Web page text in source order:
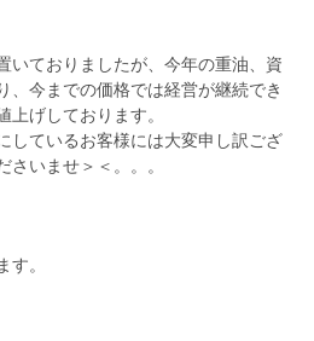
いておりましたが、今年の重油、資
、今までの価格では経営が継続でき
上げしております。
しているお客様には大変申し訳ござ
さいませ＞＜。。。
す。